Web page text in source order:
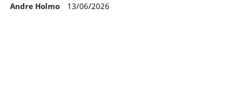
Andre Holmo 13/06/2026